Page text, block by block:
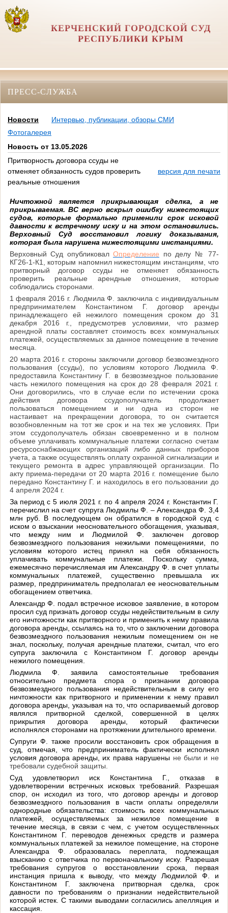
КЕРЧЕНСКИЙ ГОРОДСКОЙ СУД
РЕСПУБЛИКИ КРЫМ
ПРЕСС-СЛУЖБА
Новости
Интервью, публикации, обзоры СМИ
Фотогалерея
Новость от 13.05.2026
Притворность договора ссуды не
отменяет обязанность судов проверить
реальные отношения
версия для печати
Ничтожной является прикрывающая сделка, а не
прикрываемая. ВС верно вскрыл ошибку нижестоящих
судов, которые формально применили срок исковой
давности к встречному иску и на этом остановились.
Верховный Суд восстановил логику доказывания,
которая была нарушена нижестоящими инстанциями.
Верховный Суд опубликовал Определение по делу № 77-
КГ26-1-К1, которым напомнил нижестоящим инстанциям, что
притворный договор ссуды не отменяет обязанность
проверить реальные арендные отношения, которые
соблюдались сторонами.
1 февраля 2016 г. Людмила Ф. заключила с индивидуальным
предпринимателем Константином Г. договор аренды
принадлежащего ей нежилого помещения сроком до 31
декабря 2016 г., предусмотрев условиями, что размер
арендной платы составляет стоимость всех коммунальных
платежей, осуществляемых за данное помещение в течение
месяца.
20 марта 2016 г. стороны заключили договор безвозмездного
пользования (ссуды), по условиям которого Людмила Ф.
предоставила Константину Г. в безвозмездное пользование
часть нежилого помещения на срок до 28 февраля 2021 г.
Они договорились, что в случае если по истечении срока
действия договора ссудополучатель продолжает
пользоваться помещением и ни одна из сторон не
настаивает на прекращении договора, то он считается
возобновленным на тот же срок и на тех же условиях. При
этом ссудополучатель обязан своевременно и в полном
объеме уплачивать коммунальные платежи согласно счетам
ресурсоснабжающих организаций либо данных приборов
учета, а также осуществлять оплату охранной сигнализации и
текущего ремонта в адрес управляющей организации. По
акту приема-передачи от 20 марта 2016 г. помещение было
передано Константину Г. и находилось в его пользовании до
4 апреля 2024 г.
За период с 5 июля 2021 г. по 4 апреля 2024 г. Константин Г.
перечислил на счет супруга Людмилы Ф. – Александра Ф. 3,4
млн руб. В последующем он обратился в городской суд с
иском о взыскании неосновательного обогащения, указывая,
что между ним и Людмилой Ф. заключен договор
безвозмездного пользования нежилыми помещениями, по
условиям которого истец принял на себя обязанность
уплачивать коммунальные платежи. Поскольку сумма,
ежемесячно перечисляемая им Александру Ф. в счет уплаты
коммунальных платежей, существенно превышала их
размер, предприниматель предполагал ее неосновательным
обогащением ответчика.
Александр Ф. подал встречное исковое заявление, в котором
просил суд признать договор ссуды недействительным в силу
его ничтожности как притворного и применить к нему правила
договора аренды, ссылаясь на то, что о заключении договора
безвозмездного пользования нежилым помещением он не
знал, поскольку, получая арендные платежи, считал, что его
супруга заключила с Константином Г. договор аренды
нежилого помещения.
Людмила Ф. заявила самостоятельные требования
относительно предмета спора о признании договора
безвозмездного пользования недействительным в силу его
ничтожности как притворного и применении к нему правил
договора аренды, указывая на то, что оспариваемый договор
являлся притворной сделкой, совершенной в целях
прикрытия договора аренды, который фактически
исполнялся сторонами на протяжении длительного времени.
Супруги Ф. также просили восстановить срок обращения в
суд, отмечая, что предприниматель фактически исполнял
условия договора аренды, их права нарушены не были и не
требовали судебной защиты.
Суд удовлетворил иск Константина Г., отказав в
удовлетворении встречных исковых требований. Разрешая
спор, он исходил из того, что договор аренды и договор
безвозмездного пользования в части оплаты определяли
однородные обязательства: стоимость всех коммунальных
платежей, осуществляемых за нежилое помещение в
течение месяца, в связи с чем, с учетом осуществленных
Константином Г. переводов денежных средств и размера
коммунальных платежей за нежилое помещение, на стороне
Александра Ф. образовалась переплата, подлежащая
взысканию с ответчика по первоначальному иску. Разрешая
требования супругов о восстановлении срока, первая
инстанция пришла к выводу, что между Людмилой Ф. и
Константином Г. заключена притворная сделка, срок
давности по требованиям о признании недействительной
которой истек. С такими выводами согласились апелляция и
кассация.